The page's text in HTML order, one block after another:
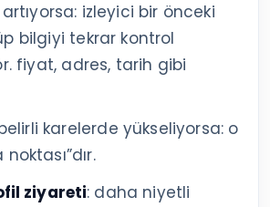
artıyorsa: izleyici bir önceki
bilgiyi tekrar kontrol
fiyat, adres, tarih gibi
karelerde yükseliyorsa: o
ziyareti: daha niyetli